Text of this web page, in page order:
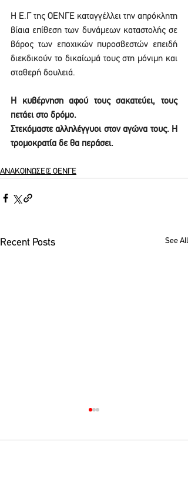
Η Ε.Γ της ΟΕΝΓΕ καταγγέλλει την απρόκλητη
βίαια επίθεση των δυνάμεων καταστολής σε
βάρος των εποχικών πυροσβεστών επειδή
διεκδικούν το δικαίωμά τους στη μόνιμη και
σταθερή δουλειά.
Η κυβέρνηση αφού τους σακατεύει, τους
πετάει στο δρόμο.
Στεκόμαστε αλληλέγγυοι στον αγώνα τους. Η
τρομοκρατία δε θα περάσει.
ΑΝΑΚΟΙΝΩΣΕΙΣ ΟΕΝΓΕ
Recent Posts See All